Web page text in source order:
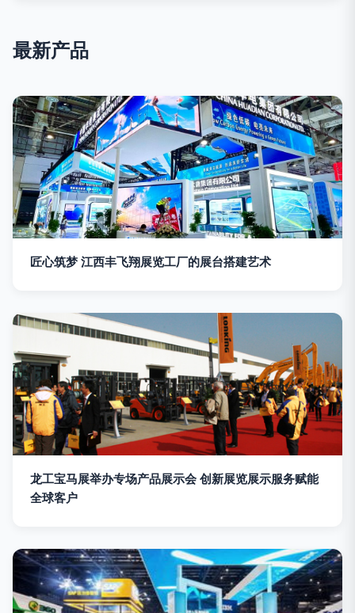
最新产品
匠心筑梦 江西丰飞翔展览工厂的展台搭建艺术
龙工宝马展举办专场产品展示会 创新展览展示服务赋能
全球客户